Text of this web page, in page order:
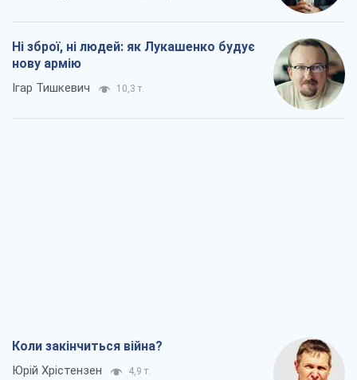
Ні зброї, ні людей: як Лукашенко будує
нову армію
Ігар Тишкевич 10,3 т.
Коли закінчиться війна?
Юрій Хрістензен 4,9 т.